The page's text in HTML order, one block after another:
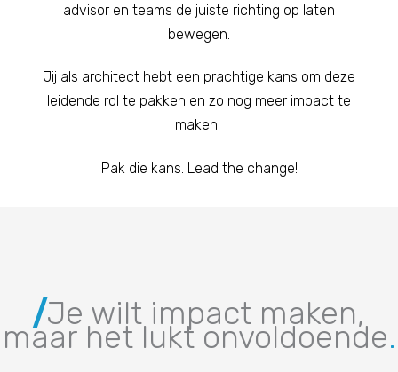
advisor en teams de juiste richting op laten
bewegen.
Jij als architect hebt een prachtige kans om deze
leidende rol te pakken en zo nog meer impact te
maken.
Pak die kans. Lead the change!
/Je wilt impact maken,
maar het lukt onvoldoende.